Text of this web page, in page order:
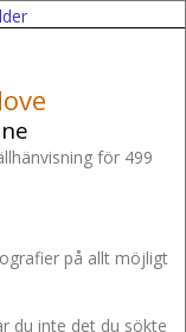
för 499
på allt möjligt
du inte det du sökte